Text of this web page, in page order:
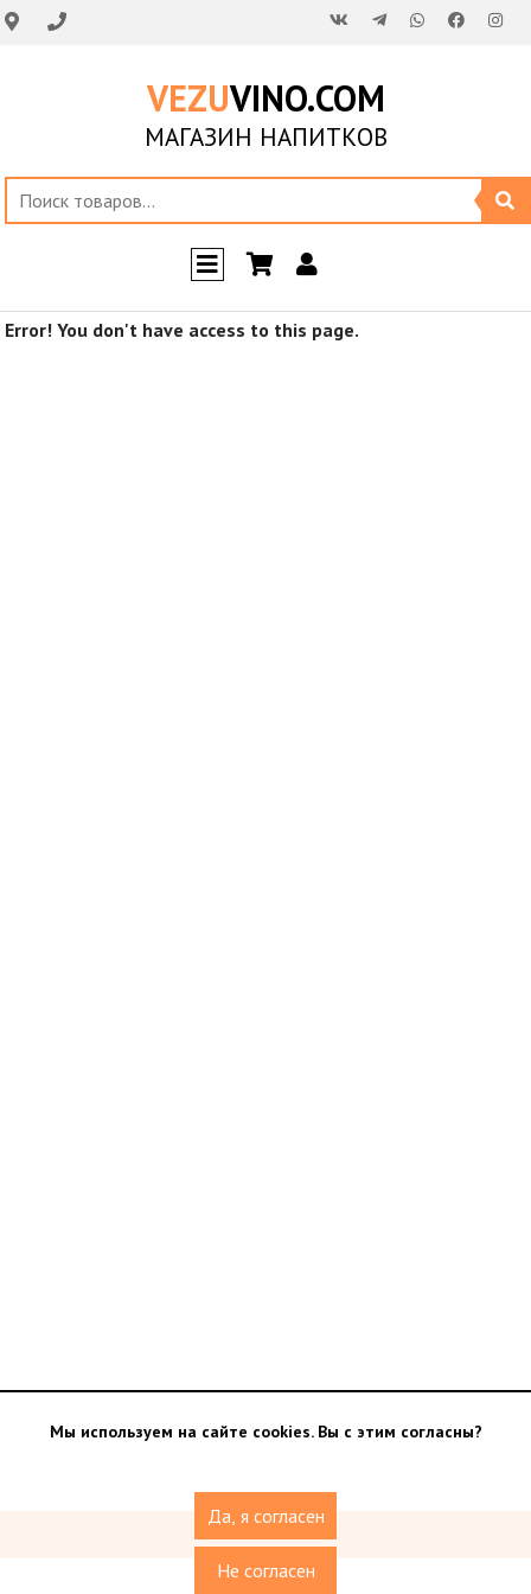
VEZUVINO.COM
МАГАЗИН НАПИТКОВ
Error! You don't have access to this page.
Мы используем на сайте cookies. Вы с этим согласны?
Да, я согласен
Не согласен